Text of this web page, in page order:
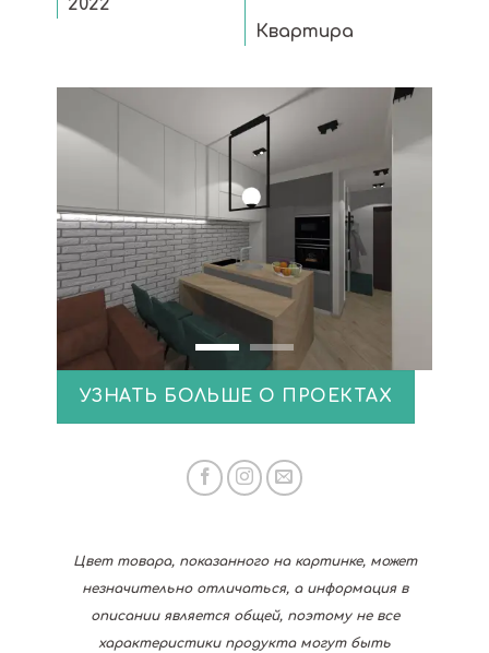
2022
Квартира
УЗНАТЬ БОЛЬШЕ О ПРОЕКТАХ
Цвет товара, показанного на картинке, может
незначительно отличаться, а информация в
описании является общей, поэтому не все
характеристики продукта могут быть